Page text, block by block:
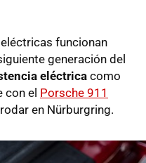
funcionan
generación del
eléctrica como
con el Porsche 911
en Nürburgring.